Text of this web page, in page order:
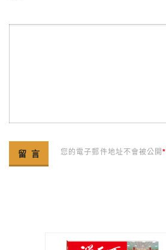
您的電子郵件地址不會被公開*